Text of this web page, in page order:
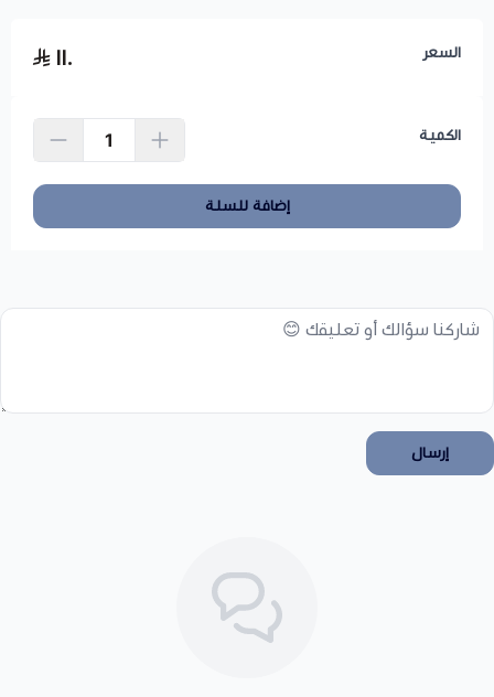
السعر ١١٠
الكمية
إضافة للسلة
إرسال